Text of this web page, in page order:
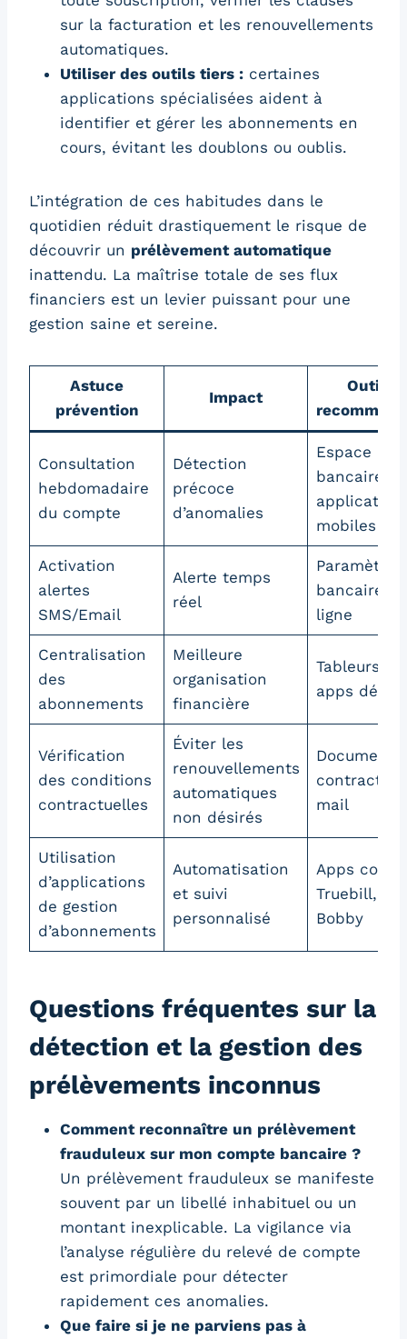
sur la facturation et les renouvellements
automatiques.
Utiliser des outils tiers : certaines
applications spécialisées aident à
identifier et gérer les abonnements en
cours, évitant les doublons ou oublis.
L’intégration de ces habitudes dans le
quotidien réduit drastiquement le risque de
découvrir un prélèvement automatique
inattendu. La maîtrise totale de ses flux
financiers est un levier puissant pour une
gestion saine et sereine.
Astuce
prévention
Impact
Outils
Consultation
hebdomadaire
du compte
Détection
précoce
d’anomalies
Espace
bancaire,
mobiles
Activation
alertes
SMS/Email
Alerte temps
réel
Paramètres
bancaires
ligne
Centralisation
des
abonnements
Meilleure
organisation
financière
Tableurs,
apps
Vérification
des conditions
contractuelles
Éviter les
renouvellements
automatiques
non désirés
Documents
mail
Utilisation
d’applications
de gestion
d’abonnements
Automatisation
et suivi
personnalisé
Apps
Truebill,
Bobby
Questions fréquentes sur la
détection et la gestion des
prélèvements inconnus
Comment reconnaître un prélèvement
frauduleux sur mon compte bancaire ?
Un prélèvement frauduleux se manifeste
souvent par un libellé inhabituel ou un
montant inexplicable. La vigilance via
l’analyse régulière du relevé de compte
est primordiale pour détecter
rapidement ces anomalies.
Que faire si je ne parviens pas à